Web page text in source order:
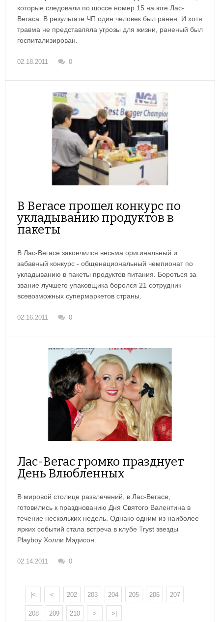
которые следовали по шоссе номер 15 на юге Лас-
Вегаса. В результате ЧП один человек был ранен. И хотя
травма не представляла угрозы для жизни, раненый был
госпитализирован.
02.18.2011 0
В Вегасе прошел конкурс по
укладыванию продуктов в
пакеты
В Лас-Вегасе закончился весьма оригинальный и
забавный конкурс - общенациональный чемпионат по
укладыванию в пакеты продуктов питания. Бороться за
звание лучшего упаковщика боролся 21 сотрудник
всевозможных супермаркетов страны.
02.16.2011 0
Лас-Вегас громко празднует
День Влюбленных
В мировой столице развлечений, в Лас-Вегасе,
готовились к празднованию Дня Святого Валентина в
течение нескольких недель. Однако одним из наиболее
ярких событий стала встреча в клубе Tryst звезды
Playboy Холли Мэдисон.
02.14.2011 0
|< < 202 203 204 205 206 207
208 209 210 > >|